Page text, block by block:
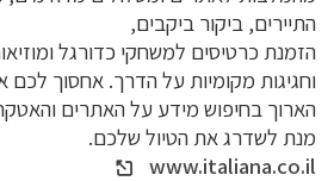
התיירים, ביקור ביקבים,
הזמנת כרטיסים למשחקי כדורגל
וחגיגות מקומיות על הדרך. אחסוך לכם
הארוך בחיפוש מידע על האתרים
מנת לשדרג את הטיול שלכם.
www.italiana.co.il